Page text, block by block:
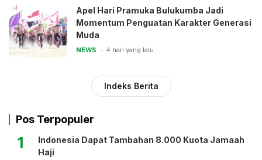
Apel Hari Pramuka Bulukumba Jadi
Momentum Penguatan Karakter Generasi
Muda
NEWS 4 hari yang lalu
Indeks Berita
Pos Terpopuler
1
Indonesia Dapat Tambahan 8.000 Kuota Jamaah
Haji